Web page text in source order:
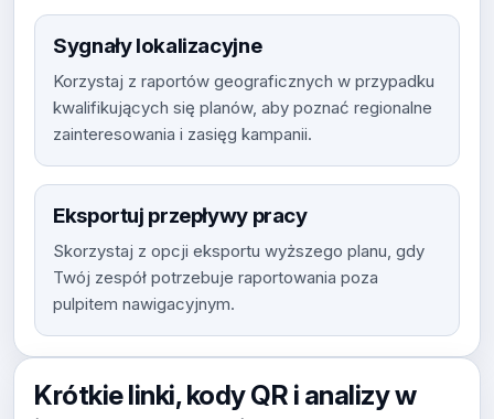
Sygnały lokalizacyjne
Korzystaj z raportów geograficznych w przypadku
kwalifikujących się planów, aby poznać regionalne
zainteresowania i zasięg kampanii.
Eksportuj przepływy pracy
Skorzystaj z opcji eksportu wyższego planu, gdy
Twój zespół potrzebuje raportowania poza
pulpitem nawigacyjnym.
Krótkie linki, kody QR i analizy w